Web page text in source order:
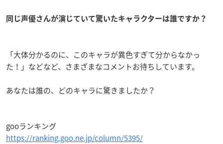
同じ声優さんが演じていて驚いたキャラクターは誰ですか？
「大体分かるのに、このキャラが異色すぎて分からなかっ
た！」などなど、さまざまなコメントお待ちしています。
あなたは誰の、どのキャラに驚きましたか？
gooランキング
https://ranking.goo.ne.jp/column/5395/